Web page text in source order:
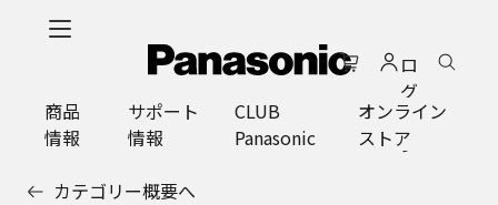
ロ
グ
イ
ン
商品
情報
サポート
情報
CLUB
Panasonic
オンライン
ストア
カテゴリー概要へ